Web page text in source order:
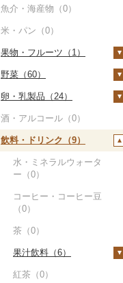
牛肉（精肉）（0）
牛肉（加工品）（0）
豚肉（精肉）（0）
豚肉（加工品）（0）
鶏肉（0）
鹿肉（0）
馬肉（0）
羊肉・ラム肉（ジンギ
スカン）（0）
鴨肉（0）
0）
魚介・海産物（0）
米・パン（0）
果物・フルーツ（1）
ぶどう・マスカット
りんご（0）
もも（0）
メロン（1）
さくらんぼ（0）
野菜（60）
いも（58）
じゃがいも（56）
さつまいも（0）
その他いも（1）
トマト（2）
フルーツトマト（0）
ミニトマト（2）
玉ねぎ（11）
ねぎ（5）
根菜（4）
人参（3）
大根（0）
自然薯（0）
アスパラガス（0）
豆（0）
きのこ（0）
卵・乳製品（24）
卵（24）
チーズ（0）
ヨーグルト（0）
バター（0）
その他乳製品（0）
酒・アルコール（0）
飲料・ドリンク（9）
水・ミネラルウォータ
ー（0）
コーヒー・コーヒー豆
（0）
茶（0）
果汁飲料（6）
りんごジュース（0）
紅茶（0）